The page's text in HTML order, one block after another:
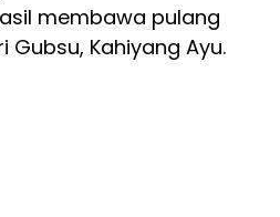
membawa pulang
Kahiyang Ayu.